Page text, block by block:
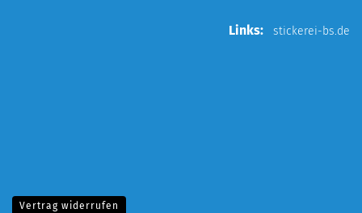
Links: stickerei-bs.de
Vertrag widerrufen